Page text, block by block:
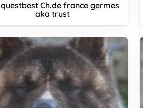
questbest Ch.de france germes
aka trust